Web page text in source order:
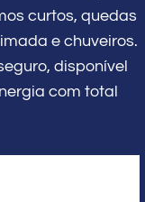
curtos, quedas
e chuveiros.
disponível
com total